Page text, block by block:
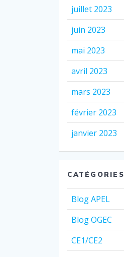
juillet 2023
juin 2023
mai 2023
avril 2023
mars 2023
février 2023
janvier 2023
CATÉGORIES
Blog APEL
Blog OGEC
CE1/CE2